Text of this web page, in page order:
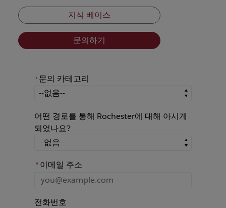
지식 베이스
문의하기
* 문의 카테고리
문의 카테고리
어떤 경로를 통해 Rochester에 대해 아시게
되었나요?
어떤 경로를 통해 Rochester에 대해 아시게 되었나요?
*이메일 주소
전화번호